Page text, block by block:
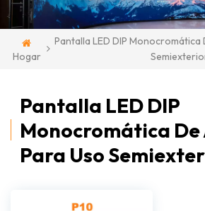
Hogar
Pantalla LED DIP
Pantalla LED DIP
Monocromática
Para Uso